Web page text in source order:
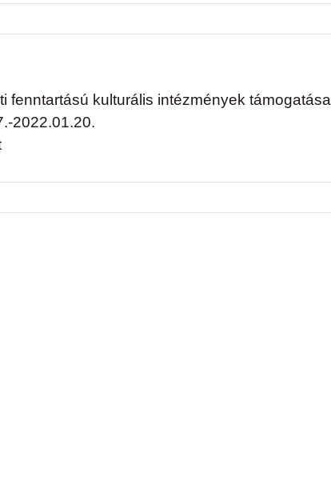
fenntartású kulturális intézmények támogatása
2022.01.20.